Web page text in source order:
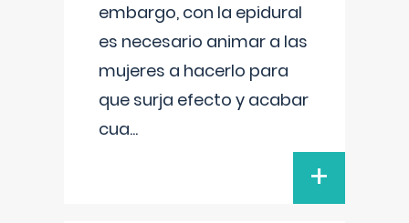
embargo, con la epidural
es necesario animar a las
mujeres a hacerlo para
que surja efecto y acabar
cua...
+